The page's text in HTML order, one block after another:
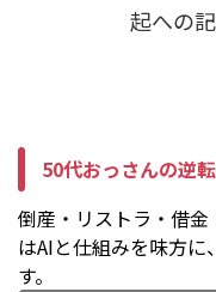
起への
50代おっさんの逆
倒産・リストラ・借
はAIと仕組みを味方
す。